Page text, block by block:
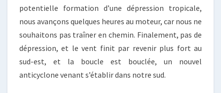
potentielle formation d’une dépression tropicale,
nous avançons quelques heures au moteur, car nous ne
souhaitons pas traîner en chemin. Finalement, pas de
dépression, et le vent finit par revenir plus fort au
sud-est, et la boucle est bouclée, un nouvel
anticyclone venant s’établir dans notre sud.